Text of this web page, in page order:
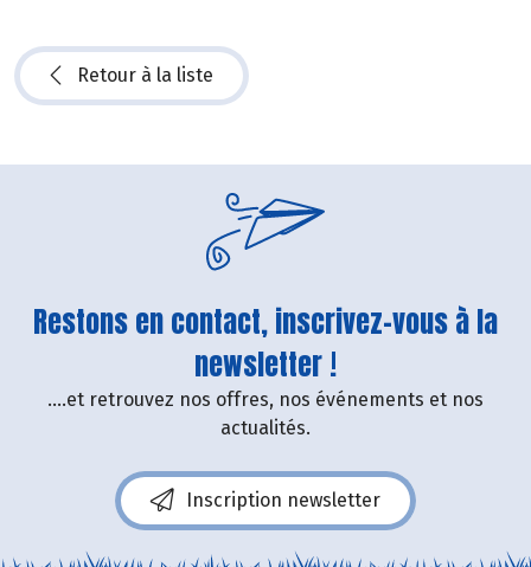
Retour à la liste
Restons en contact, inscrivez-vous à la
newsletter !
....et retrouvez nos offres, nos événements et nos
actualités.
Inscription newsletter